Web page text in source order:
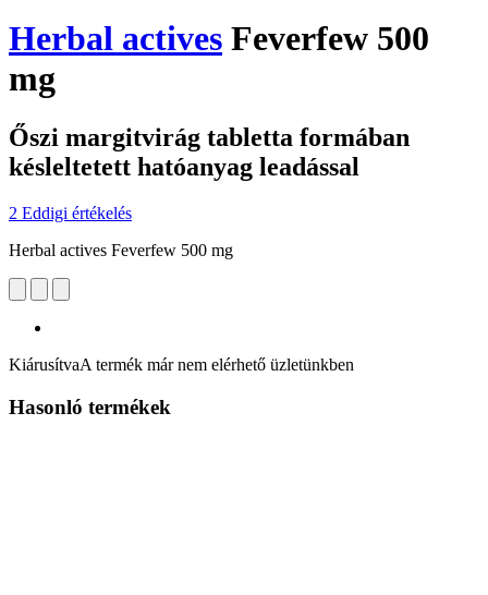
Herbal actives Feverfew 500
mg
Őszi margitvirág tabletta formában
késleltetett hatóanyag leadással
2 Eddigi értékelés
Herbal actives Feverfew 500 mg
KiárusítvaA termék már nem elérhető üzletünkben
Hasonló termékek